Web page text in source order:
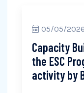
05/05/2026
Capacity
the ESC
activity by